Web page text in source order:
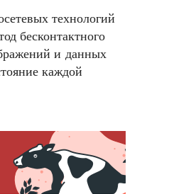
технологий
бесконтактного
и данных
каждой